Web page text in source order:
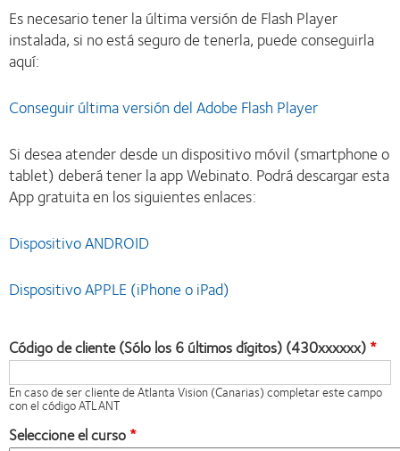
Es necesario tener la última versión de Flash Player
instalada, si no está seguro de tenerla, puede conseguirla
aquí:
Conseguir última versión del Adobe Flash Player
Si desea atender desde un dispositivo móvil (smartphone o
tablet) deberá tener la app Webinato. Podrá descargar esta
App gratuita en los siguientes enlaces:
Dispositivo ANDROID
Dispositivo APPLE (iPhone o iPad)
Código de cliente (Sólo los 6 últimos dígitos) (430xxxxxx)
En caso de ser cliente de Atlanta Vision (Canarias) completar este campo
con el código ATLANT
Seleccione el curso